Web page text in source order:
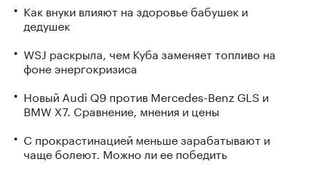
Как внуки влияют на здоровье бабушек и
дедушек
WSJ раскрыла, чем Куба заменяет топливо на
фоне энергокризиса
Новый Audi Q9 против Mercedes-Benz GLS и
BMW X7. Сравнение, мнения и цены
С прокрастинацией меньше зарабатывают и
чаще болеют. Можно ли ее победить